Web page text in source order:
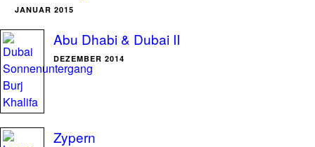
JANUAR 2015
Abu Dhabi & Dubai II
DEZEMBER 2014
Zypern